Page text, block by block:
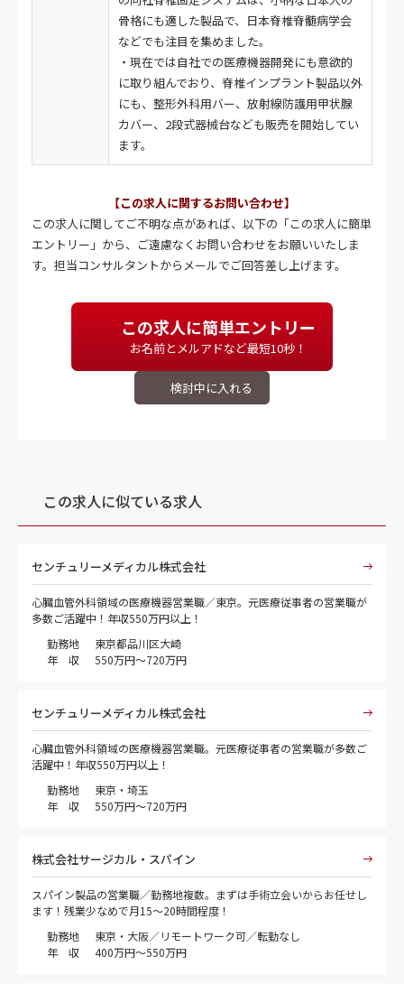
骨格にも適した製品で、日本脊椎脊髄病学会
などでも注目を集めました。
・現在では自社での医療機器開発にも意欲的
に取り組んでおり、脊椎インプラント製品以外
にも、整形外科用バー、放射線防護用甲状腺
カバー、2段式器械台なども販売を開始してい
ます。
【この求人に関するお問い合わせ】
この求人に関してご不明な点があれば、以下の「この求人に簡単
エントリー」から、ご遠慮なくお問い合わせをお願いいたしま
す。担当コンサルタントからメールでご回答差し上げます。
この求人に簡単エントリー
お名前とメルアドなど最短10秒！
この求人に似ている求人
センチュリーメディカル株式会社
心臓血管外科領域の医療機器営業職／東京。元医療従事者の営業職が
多数ご活躍中！年収550万円以上！
勤務地
東京都品川区大崎
年 収
550万円～720万円
センチュリーメディカル株式会社
心臓血管外科領域の医療機器営業職。元医療従事者の営業職が多数ご
活躍中！年収550万円以上！
勤務地
東京・埼玉
年 収
550万円～720万円
株式会社サージカル・スパイン
スパイン製品の営業職／勤務地複数。まずは手術立会いからお任せし
ます！残業少なめで月15～20時間程度！
勤務地
東京・大阪／リモートワーク可／転勤なし
年 収
400万円～550万円